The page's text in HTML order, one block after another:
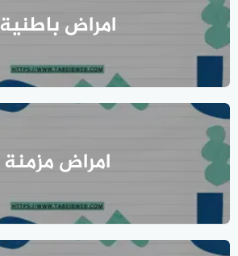
امراض باطنية
امراض مزمنة